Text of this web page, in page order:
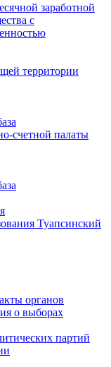
заработной
с
территории
счетной палаты
Туапсинский
органов
о выборах
партий